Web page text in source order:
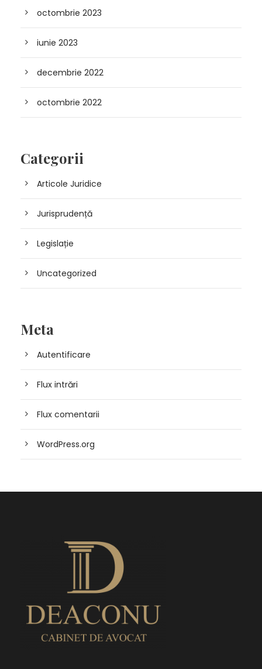
octombrie 2023
iunie 2023
decembrie 2022
octombrie 2022
Categorii
Articole Juridice
Jurisprudență
Legislație
Uncategorized
Meta
Autentificare
Flux intrări
Flux comentarii
WordPress.org